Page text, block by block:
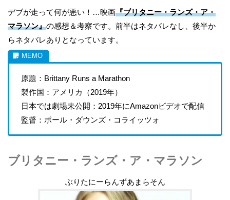
デブが走って何が悪い！…映画『ブリタニー・ランズ・ア・
マラソン』の感想＆考察です。前半はネタバレなし、後半か
らネタバレありとなっています。
原題：Brittany Runs a Marathon
製作国：アメリカ（2019年）
日本では劇場未公開：2019年にAmazonビデオで配信
監督：ポール・ダウンズ・コライッツォ
ブリタニー・ランズ・ア・マラソン
ぶりたにーらんずあまらそん